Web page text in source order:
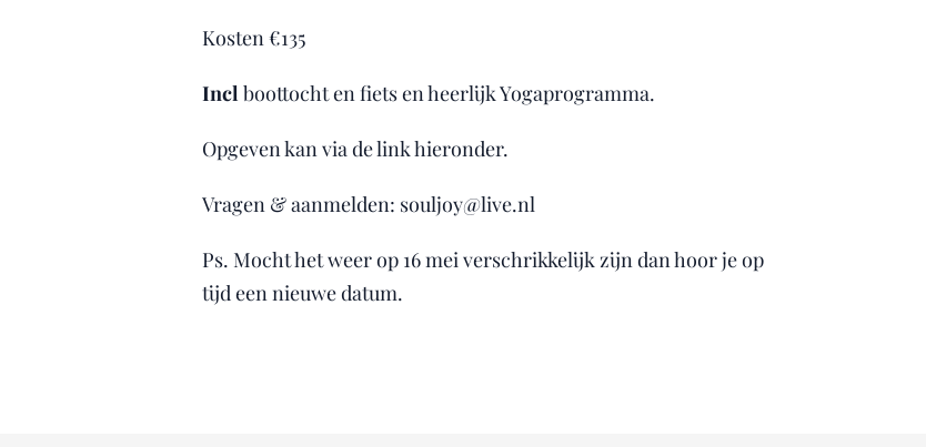
Kosten €135
Incl boottocht en fiets en heerlijk Yogaprogramma.
Opgeven kan via de link hieronder.
Vragen & aanmelden: souljoy@live.nl
Ps. Mocht het weer op 16 mei verschrikkelijk zijn dan hoor je op
tijd een nieuwe datum.